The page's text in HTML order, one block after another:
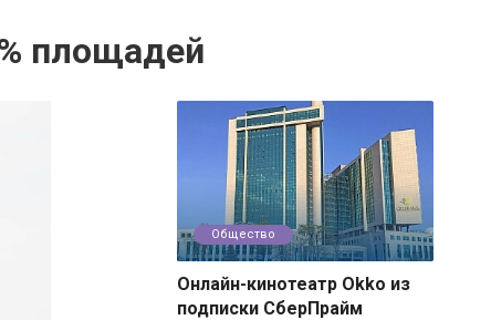
площадей
Общество
Онлайн-кинотеатр Okko из
подписки СберПрайм